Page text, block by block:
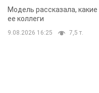
стороне модельной
Модель рассказала,
ее коллеги
9.08.2026 16:25 7,5 т.